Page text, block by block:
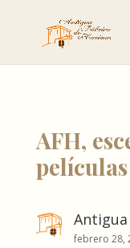
AFH,
películas
febrero 28,